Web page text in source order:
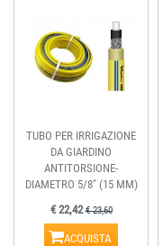
TUBO PER IRRIGAZIONE
DA GIARDINO
ANTITORSIONE-
DIAMETRO 5/8" (15 MM)
€ 22,42€ 23,60
ACQUISTA